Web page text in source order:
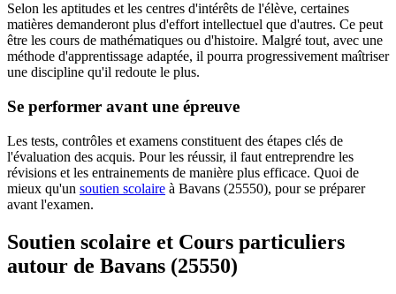
Selon les aptitudes et les centres d'intérêts de l'élève, certaines
matières demanderont plus d'effort intellectuel que d'autres. Ce peut
être les cours de mathématiques ou d'histoire. Malgré tout, avec une
méthode d'apprentissage adaptée, il pourra progressivement maîtriser
une discipline qu'il redoute le plus.
Se performer avant une épreuve
Les tests, contrôles et examens constituent des étapes clés de
l'évaluation des acquis. Pour les réussir, il faut entreprendre les
révisions et les entrainements de manière plus efficace. Quoi de
mieux qu'un soutien scolaire à Bavans (25550), pour se préparer
avant l'examen.
Soutien scolaire et Cours particuliers
autour de Bavans (25550)